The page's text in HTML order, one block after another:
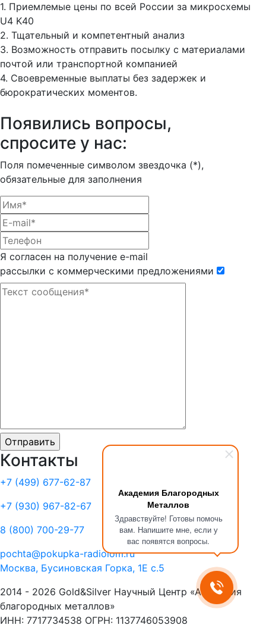
Академия Благородных
Металлов
Здравствуйте! Готовы помочь
вам. Напишите мне, если у
вас появятся вопросы.
1. Приемлемые цены по всей России за микросхемы
U4 K40
2. Тщательный и компетентный анализ
3. Возможность отправить посылку с материалами
почтой или транспортной компанией
4. Своевременные выплаты без задержек и
бюрократических моментов.
Появились вопросы,
спросите у нас:
Поля помеченные символом звездочка (*),
обязательные для заполнения
Я согласен на получение e-mail
рассылки с коммерческими предложениями
Контакты
+7 (499) 677-62-87
+7 (930) 967-82-67
8 (800) 700-29-77
pochta@pokupka-radiolom.ru
Москва, Бусиновская Горка, 1Е с.5
2014 - 2026 Gold&Silver Научный Центр «Академия
благородных металлов»
ИНН: 7717734538 ОГРН: 1137746053908